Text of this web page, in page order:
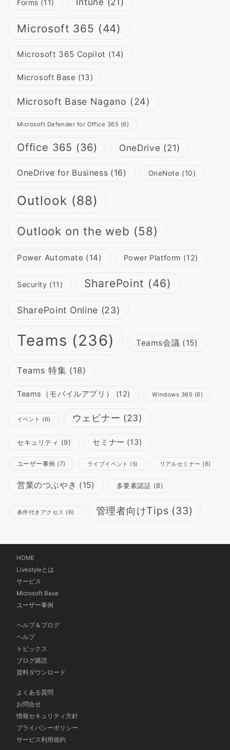
Forms (11)
Microsoft 365 (44)
Microsoft 365 Copilot (14)
Microsoft Base (13)
Microsoft Base Nagano (24)
Microsoft Defender for Office 365 (6)
Office 365 (36) OneDrive (21)
OneDrive for Business (16) OneNote (10)
Outlook (88)
Outlook on the web (58)
Power Automate (14) Power Platform (12)
Security (11) SharePoint (46)
SharePoint Online (23)
Teams (236) Teams会議 (15)
Teams 特集 (18)
Teams（モバイルアプリ） (12) Windows 365 (6)
イベント (6) ウェビナー (23)
セキュリティ (9) セミナー (13)
ユーザー事例 (7) ライブイベント (5) リアルセミナー (6)
営業のつぶやき (15) 多要素認証 (8)
条件付きアクセス (6) 管理者向けTips (33)
HOME
Livestyleとは
サービス
Microsoft Base
ユーザー事例
ヘルプ＆ブログ
ヘルプ
トピックス
ブログ購読
資料ダウンロード
よくある質問
お問合せ
情報セキュリティ方針
プライバシーポリシー
サービス利用規約